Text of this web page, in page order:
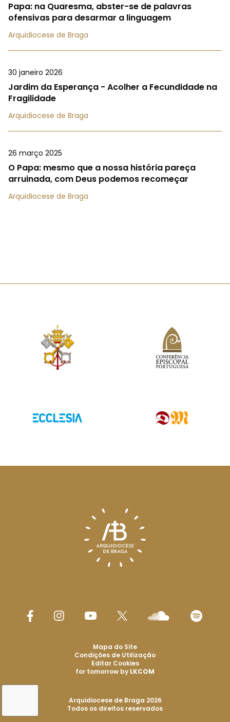
Papa: na Quaresma, abster-se de palavras
ofensivas para desarmar a linguagem
Arquidiocese de Braga
30 janeiro 2026
Jardim da Esperança - Acolher a Fecundidade na
Fragilidade
Arquidiocese de Braga
26 março 2025
O Papa: mesmo que a nossa história pareça
arruinada, com Deus podemos recomeçar
Arquidiocese de Braga
Arquidiocese de Braga 2026
Todos os direitos reservados
Mapa do Site
Condições de Utilização
Editar Cookies
for tomorrow by LKCOM